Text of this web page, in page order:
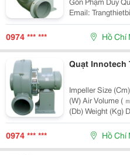
Email:
0974 *** *** Hồ Chí
Quạt Innotech
Impeller Size (Cm) Phase.volt ( ∮ /V/Hz) Poles (P) Input
(W) Air Volume ( ㎥ /H) Static Pressure (Mmaq) Noise
0974 *** *** Hồ Chí